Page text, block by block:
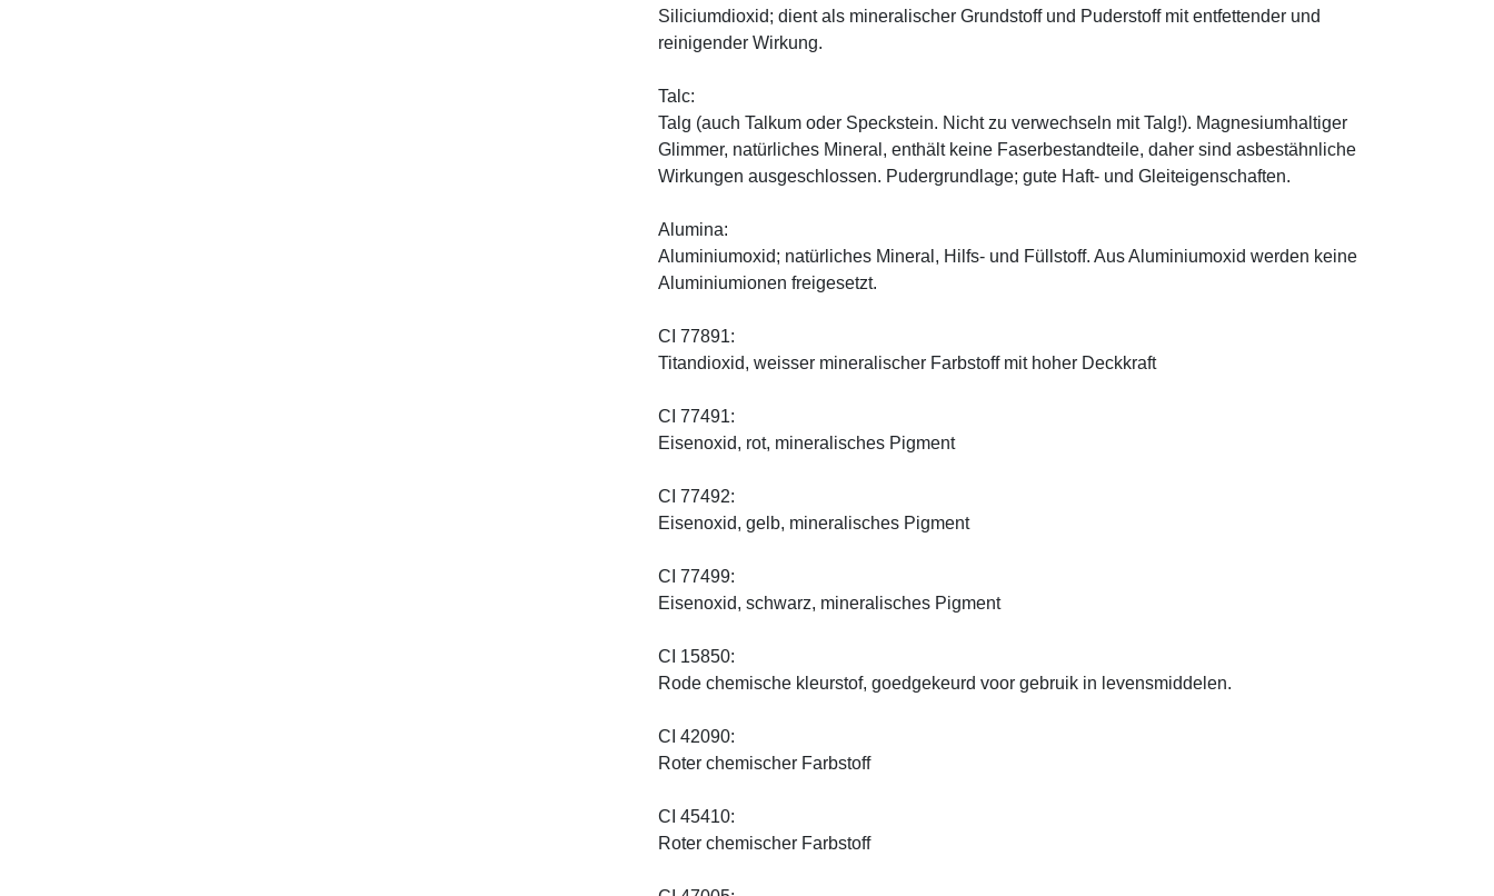
Siliciumdioxid; dient als mineralischer Grundstoff und Puderstoff mit entfettender und
reinigender Wirkung.
Talc:
Talg (auch Talkum oder Speckstein. Nicht zu verwechseln mit Talg!). Magnesiumhaltiger
Glimmer, natürliches Mineral, enthält keine Faserbestandteile, daher sind asbestähnliche
Wirkungen ausgeschlossen. Pudergrundlage; gute Haft- und Gleiteigenschaften.
Alumina:
Aluminiumoxid; natürliches Mineral, Hilfs- und Füllstoff. Aus Aluminiumoxid werden keine
Aluminiumionen freigesetzt.
CI 77891:
Titandioxid, weisser mineralischer Farbstoff mit hoher Deckkraft
CI 77491:
Eisenoxid, rot, mineralisches Pigment
CI 77492:
Eisenoxid, gelb, mineralisches Pigment
CI 77499:
Eisenoxid, schwarz, mineralisches Pigment
CI 15850:
Rode chemische kleurstof, goedgekeurd voor gebruik in levensmiddelen.
CI 42090:
Roter chemischer Farbstoff
CI 45410:
Roter chemischer Farbstoff